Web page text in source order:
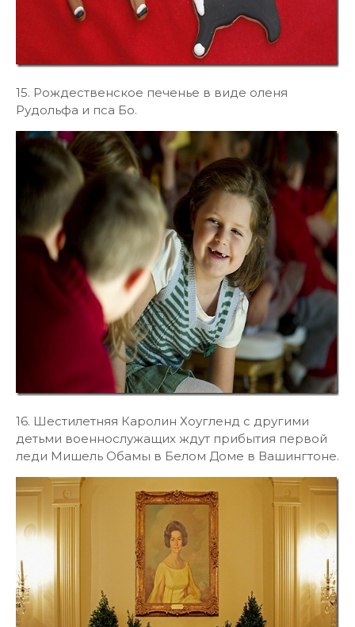
15. Рождественское печенье в виде оленя
Рудольфа и пса Бо.
16. Шестилетняя Каролин Хоугленд с другими
детьми военнослужащих ждут прибытия первой
леди Мишель Обамы в Белом Доме в Вашингтоне.